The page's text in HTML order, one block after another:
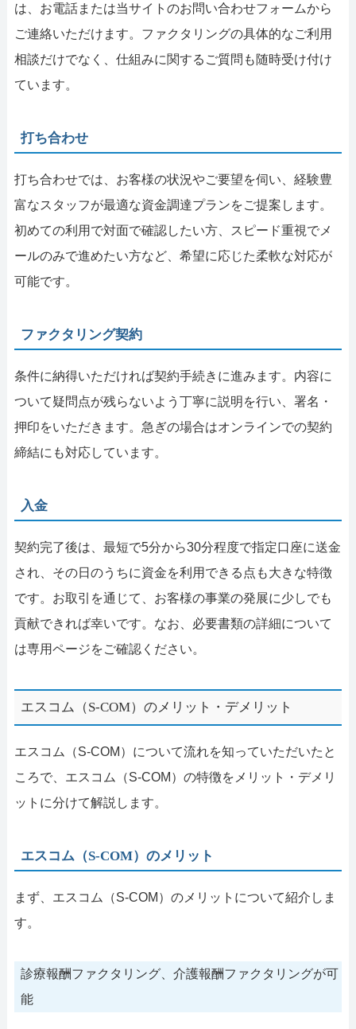
は、お電話または当サイトのお問い合わせフォームから
ご連絡いただけます。ファクタリングの具体的なご利用
相談だけでなく、仕組みに関するご質問も随時受け付け
ています。
打ち合わせ
打ち合わせでは、お客様の状況やご要望を伺い、経験豊
富なスタッフが最適な資金調達プランをご提案します。
初めての利用で対面で確認したい方、スピード重視でメ
ールのみで進めたい方など、希望に応じた柔軟な対応が
可能です。
ファクタリング契約
条件に納得いただければ契約手続きに進みます。内容に
ついて疑問点が残らないよう丁寧に説明を行い、署名・
押印をいただきます。急ぎの場合はオンラインでの契約
締結にも対応しています。
入金
契約完了後は、最短で5分から30分程度で指定口座に送金
され、その日のうちに資金を利用できる点も大きな特徴
です。お取引を通じて、お客様の事業の発展に少しでも
貢献できれば幸いです。なお、必要書類の詳細について
は専用ページをご確認ください。
エスコム（S-COM）のメリット・デメリット
エスコム（S-COM）について流れを知っていただいたと
ころで、エスコム（S-COM）の特徴をメリット・デメリ
ットに分けて解説します。
エスコム（S-COM）のメリット
まず、エスコム（S-COM）のメリットについて紹介しま
す。
診療報酬ファクタリング、介護報酬ファクタリングが可
能